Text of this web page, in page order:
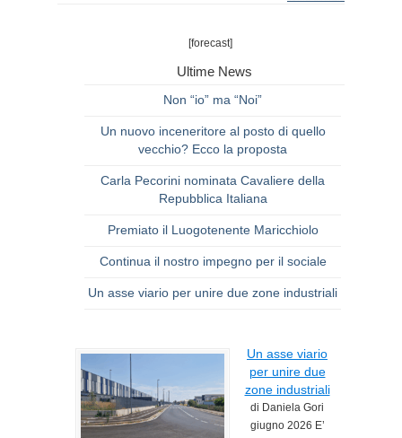
[forecast]
Ultime News
Non “io” ma “Noi”
Un nuovo inceneritore al posto di quello
vecchio? Ecco la proposta
Carla Pecorini nominata Cavaliere della
Repubblica Italiana
Premiato il Luogotenente Maricchiolo
Continua il nostro impegno per il sociale
Un asse viario per unire due zone industriali
Un asse viario
per unire due
zone industriali
di Daniela Gori
giugno 2026 E’